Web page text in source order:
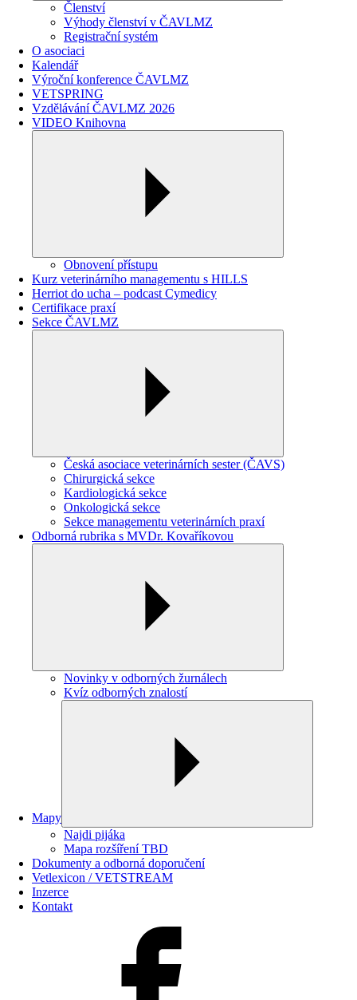
Členství
Výhody členství v ČAVLMZ
Registrační systém
O asociaci
Kalendář
Výroční konference ČAVLMZ
VETSPRING
Vzdělávání ČAVLMZ 2026
VIDEO Knihovna
Obnovení přístupu
Kurz veterinárního managementu s HILLS
Herriot do ucha – podcast Cymedicy
Certifikace praxí
Sekce ČAVLMZ
Česká asociace veterinárních sester (ČAVS)
Chirurgická sekce
Kardiologická sekce
Onkologická sekce
Sekce managementu veterinárních praxí
Odborná rubrika s MVDr. Kovaříkovou
Novinky v odborných žurnálech
Kvíz odborných znalostí
Mapy
Najdi pijáka
Mapa rozšíření TBD
Dokumenty a odborná doporučení
Vetlexicon / VETSTREAM
Inzerce
Kontakt